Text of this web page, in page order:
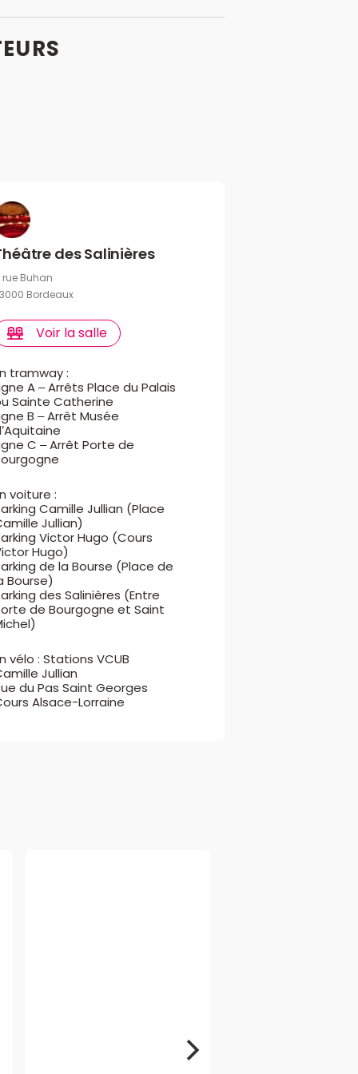
des Salinières
rue Buhan
Bordeaux
Voir la salle
tramway :
A – Arrêts Place du Palais
Sainte Catherine
B – Arrêt Musée
C – Arrêt Porte de
voiture :
Camille Jullian (Place
Jullian)
Victor Hugo (Cours
Hugo)
de la Bourse (Place de
Bourse)
des Salinières (Entre
de Bourgogne et Saint
vélo : Stations VCUB
Jullian
du Pas Saint Georges
Alsace-Lorraine